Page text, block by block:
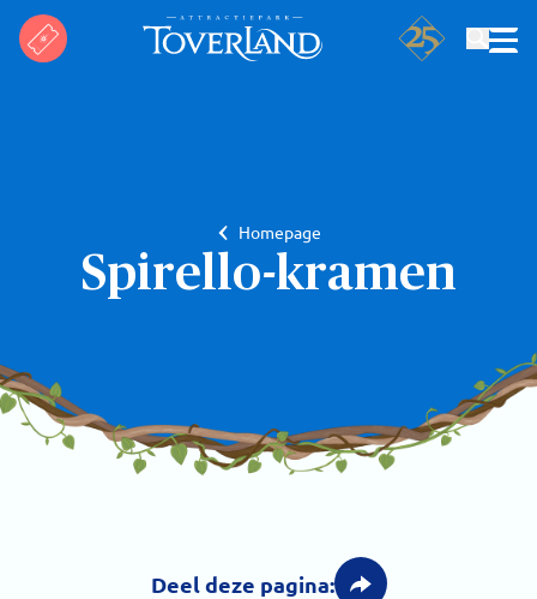
Homepage
Spirello-kramen
Deel deze pagina: